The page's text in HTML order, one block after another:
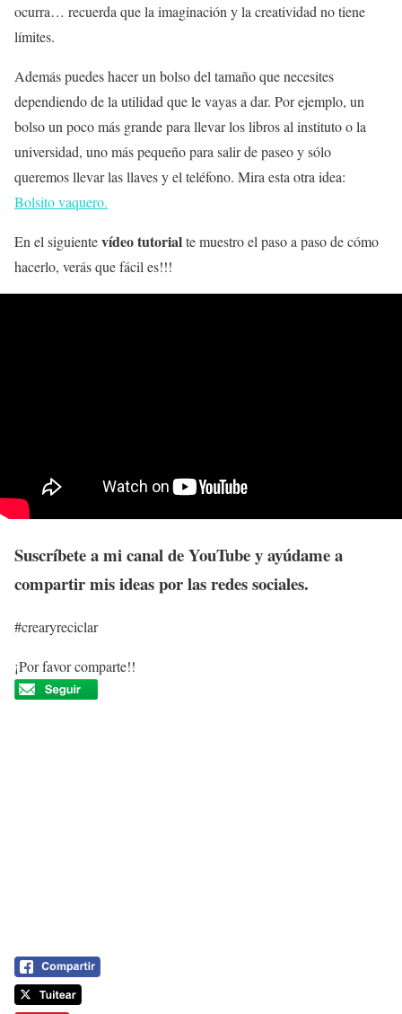
ocurra… recuerda que la imaginación y la creatividad no tiene
límites.
Además puedes hacer un bolso del tamaño que necesites
dependiendo de la utilidad que le vayas a dar. Por ejemplo, un
bolso un poco más grande para llevar los libros al instituto o la
universidad, uno más pequeño para salir de paseo y sólo
queremos llevar las llaves y el teléfono. Mira esta otra idea:
Bolsito vaquero.
En el siguientevídeo tutorialte muestro el paso a paso de cómo
hacerlo, verásque fácil es!!!
Suscríbete a mi canal de YouTube y ayúdame a
compartir mis ideas por las redes sociales.
#crearyreciclar
¡Por favor comparte!!